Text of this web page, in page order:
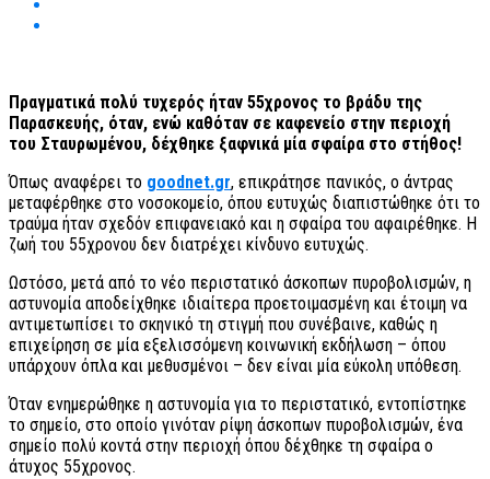
Πραγματικά πολύ τυχερός ήταν 55χρονος το βράδυ της
Παρασκευής, όταν, ενώ καθόταν σε καφενείο στην περιοχή
του Σταυρωμένου, δέχθηκε ξαφνικά μία σφαίρα στο στήθος!
Όπως αναφέρει το goodnet.gr, επικράτησε πανικός, ο άντρας
μεταφέρθηκε στο νοσοκομείο, όπου ευτυχώς διαπιστώθηκε ότι το
τραύμα ήταν σχεδόν επιφανειακό και η σφαίρα του αφαιρέθηκε. Η
ζωή του 55χρονου δεν διατρέχει κίνδυνο ευτυχώς.
Ωστόσο, μετά από το νέο περιστατικό άσκοπων πυροβολισμών, η
αστυνομία αποδείχθηκε ιδιαίτερα προετοιμασμένη και έτοιμη να
αντιμετωπίσει το σκηνικό τη στιγμή που συνέβαινε, καθώς η
επιχείρηση σε μία εξελισσόμενη κοινωνική εκδήλωση – όπου
υπάρχουν όπλα και μεθυσμένοι – δεν είναι μία εύκολη υπόθεση.
Όταν ενημερώθηκε η αστυνομία για το περιστατικό, εντοπίστηκε
το σημείο, στο οποίο γινόταν ρίψη άσκοπων πυροβολισμών, ένα
σημείο πολύ κοντά στην περιοχή όπου δέχθηκε τη σφαίρα ο
άτυχος 55χρονος.